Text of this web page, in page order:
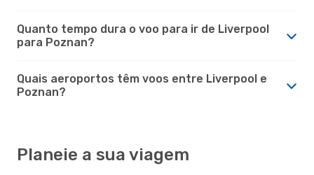
Quanto tempo dura o voo para ir de Liverpool
para Poznan?
Quais aeroportos têm voos entre Liverpool e
Poznan?
Planeie a sua viagem